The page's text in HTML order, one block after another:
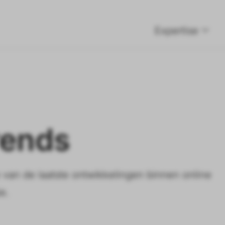
Expertise
de laatste ontwikkelingen binnen online